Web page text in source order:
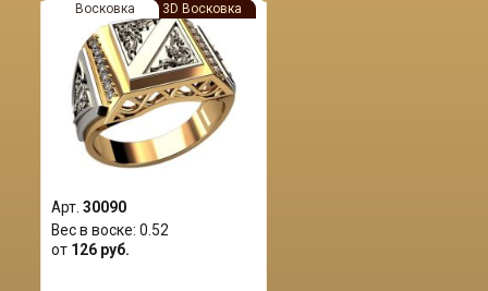
Восковка 3D Восковка
Арт. 30090
Вес в воске: 0.52
от 126 руб.